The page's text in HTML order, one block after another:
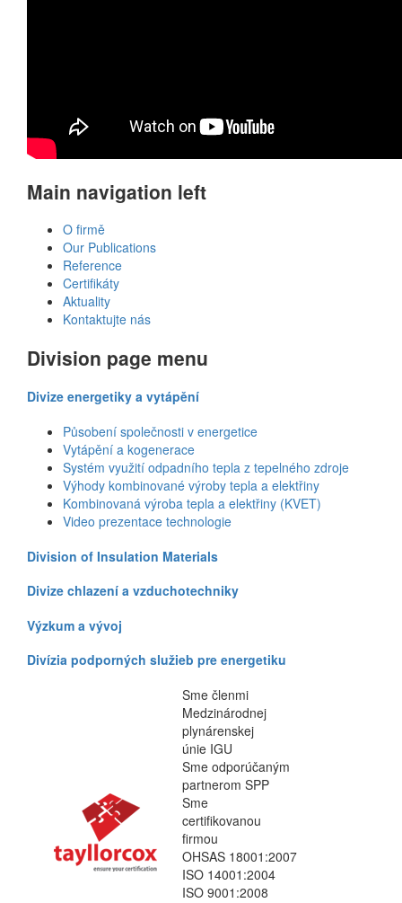
Main navigation left
O firmě
Our Publications
Reference
Certifikáty
Aktuality
Kontaktujte nás
Division page menu
Divize energetiky a vytápění
Působení společnosti v energetice
Vytápění a kogenerace
Systém využití odpadního tepla z tepelného zdroje
Výhody kombinované výroby tepla a elektřiny
Kombinovaná výroba tepla a elektřiny (KVET)
Video prezentace technologie
Division of Insulation Materials
Divize chlazení a vzduchotechniky
Výzkum a vývoj
Divízia podporných služieb pre energetiku
Sme členmi
Medzinárodnej
plynárenskej
únie IGU
Sme odporúčaným
partnerom SPP
Sme
certifikovanou
firmou
OHSAS 18001:2007
ISO 14001:2004
ISO 9001:2008